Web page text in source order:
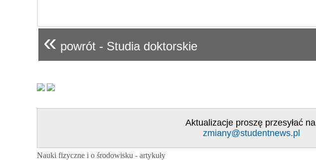
« powrót - Studia doktorskie
Aktualizacje proszę przesyłać na
zmiany@studentnews.pl
Nauki fizyczne i o środowisku - artykuły